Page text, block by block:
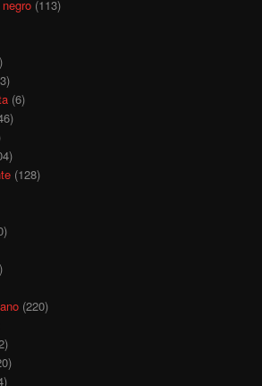
(113)
(6)
(128)
(220)